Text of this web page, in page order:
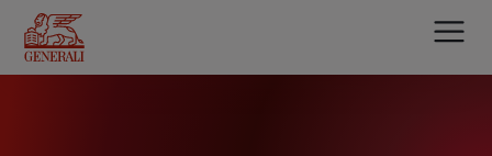
contenu
principal